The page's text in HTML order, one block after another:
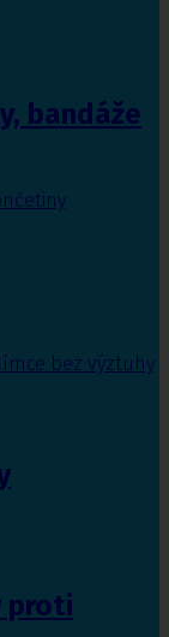
bandáže
bez výztuhy
proti